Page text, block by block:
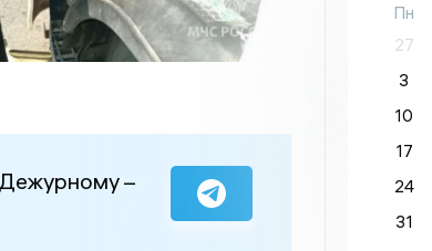
–
Пн
27
3
10
17
24
31